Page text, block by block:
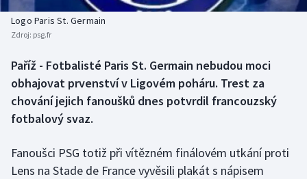
Biatlon
Boby a skeleton
Box
Dostihy
Historické návraty
Aplikace ČT sport
AZ kvíz
Logo Paris St. Germain
Zdroj: psg.fr
Paříž - Fotbalisté Paris St. Germain nebudou moci
obhajovat prvenství v Ligovém poháru. Trest za
chování jejich fanoušků dnes potvrdil francouzský
fotbalový svaz.
Fanoušci PSG totiž při vítězném finálovém utkání proti
Lens na Stade de France vyvěsili plakát s nápisem